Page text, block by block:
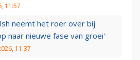
11:57
neemt het roer over bij
naar nieuwe fase van groei'
11:37